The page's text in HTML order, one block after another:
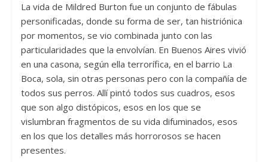
La vida de Mildred Burton fue un conjunto de fábulas
personificadas, donde su forma de ser, tan histriónica
por momentos, se vio combinada junto con las
particularidades que la envolvían. En Buenos Aires vivió
en una casona, según ella terrorífica, en el barrio La
Boca, sola, sin otras personas pero con la compañía de
todos sus perros. Allí pintó todos sus cuadros, esos
que son algo distópicos, esos en los que se
vislumbran fragmentos de su vida difuminados, esos
en los que los detalles más horrorosos se hacen
presentes.